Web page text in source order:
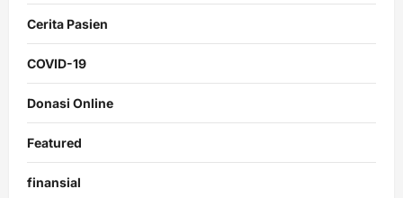
Cerita Pasien
COVID-19
Donasi Online
Featured
finansial